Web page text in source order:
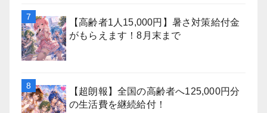
【高齢者1人15,000円】暑さ対策給付金
がもらえます！8月末まで
【超朗報】全国の高齢者へ125,000円分
の生活費を継続給付！